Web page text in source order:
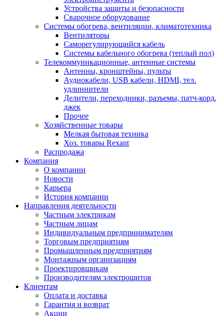
Устройства защиты и безопасности
Сварочное оборудование
Системы обогрева, вентиляции, климатотехника
Вентиляторы
Саморегулирующийся кабель
Системы кабельного обогрева (теплый пол)
Телекоммуникационные, антенные системы
Антенны, кронштейны, пульты
Аудиокабели, USB кабели, HDMI, тел.
удлиннители
Делители, переходники, разъемы, патч-корд,
джек
Прочее
Хозяйственные товары
Мелкая бытовая техника
Хоз. товары Rexant
Распродажа
Компания
О компании
Новости
Карьера
История компании
Направления деятельности
Частным электрикам
Частным лицам
Индивидуальным предпринимателям
Торговым предприятиям
Промышленным предприятиям
Монтажным организациям
Проектировщикам
Производителям электрощитов
Клиентам
Оплата и доставка
Гарантия и возврат
Акции